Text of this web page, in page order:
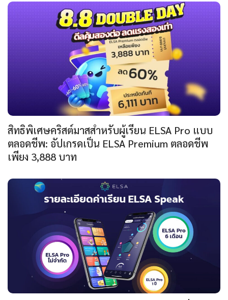
สิทธิพิเศษคริสต์มาสสำหรับผู้เรียน ELSA Pro แบบ
ตลอดชีพ: อัปเกรดเป็น ELSA Premium ตลอดชีพ
เพียง 3,888 บาท